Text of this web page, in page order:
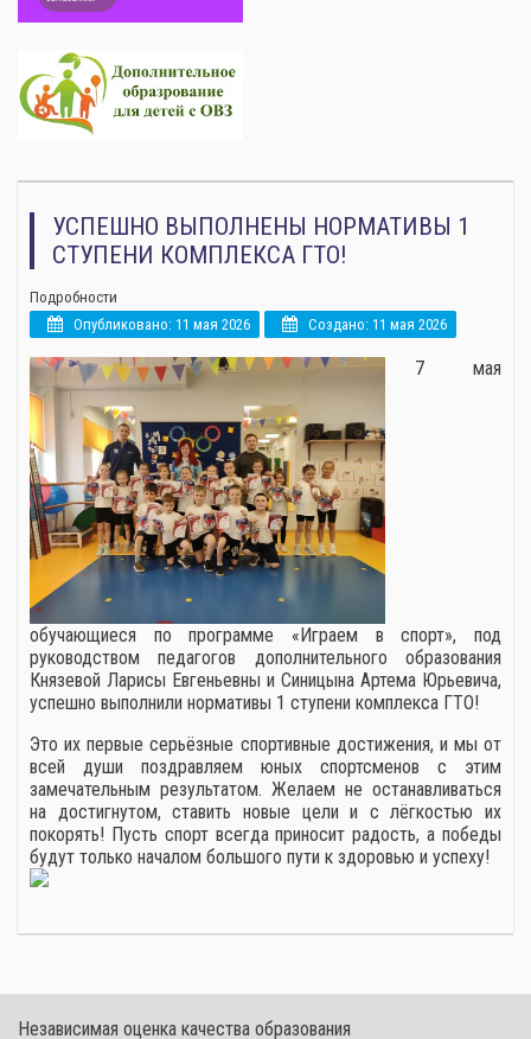
УСПЕШНО ВЫПОЛНЕНЫ НОРМАТИВЫ 1
СТУПЕНИ КОМПЛЕКСА ГТО!
Подробности
Опубликовано: 11 мая 2026
Создано: 11 мая 2026
7 мая
обучающиеся по программе «Играем в спорт», под
руководством педагогов дополнительного образования
Князевой Ларисы Евгеньевны и Синицына Артема Юрьевича,
успешно выполнили нормативы 1 ступени комплекса ГТО!
Это их первые серьёзные спортивные достижения, и мы от
всей души поздравляем юных спортсменов с этим
замечательным результатом. Желаем не останавливаться
на достигнутом, ставить новые цели и с лёгкостью их
покорять! Пусть спорт всегда приносит радость, а победы
будут только началом большого пути к здоровью и успеху!
Независимая оценка качества образования